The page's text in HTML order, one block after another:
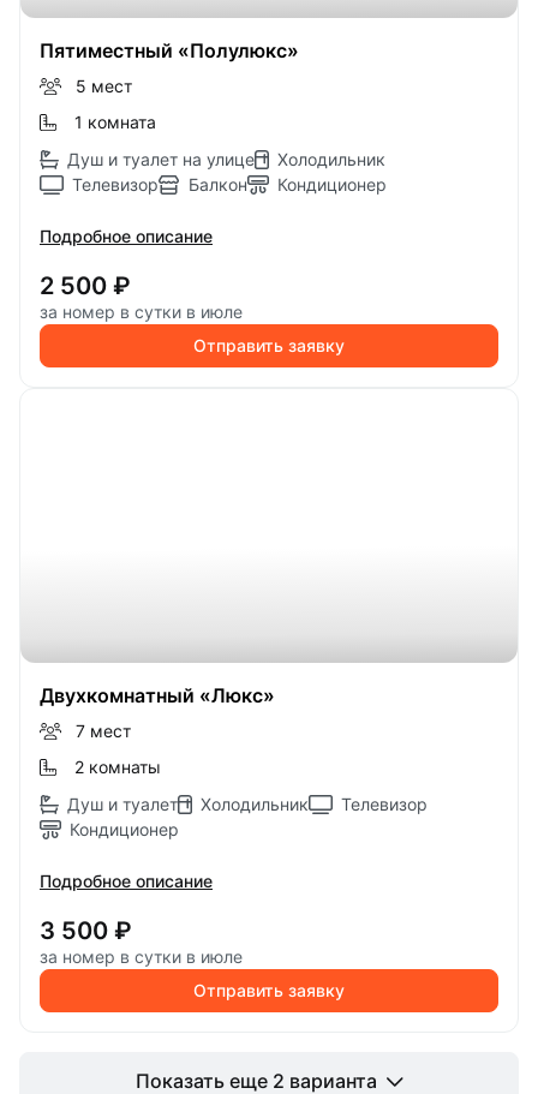
Пятиместный «Полулюкс»
5 мест
1 комната
Душ и туалет на улице
Холодильник
Телевизор
Балкон Кондиционер
Подробное описание
2 500 ₽
за номер в сутки в июле
Отправить заявку
Двухкомнатный «Люкс»
7 мест
2 комнаты
Душ и туалет
Холодильник
Телевизор
Кондиционер
Подробное описание
3 500 ₽
за номер в сутки в июле
Отправить заявку
Показать еще 2 варианта